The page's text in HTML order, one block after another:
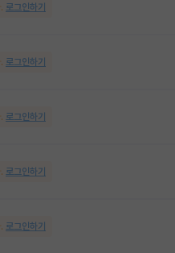
로그인하기
로그인하기
로그인하기
로그인하기
로그인하기